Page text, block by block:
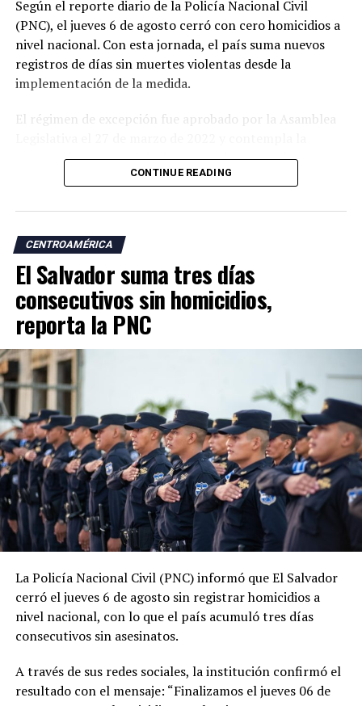
Según el reporte diario de la Policía Nacional Civil
(PNC), el jueves 6 de agosto cerró con cero homicidios a
nivel nacional. Con esta jornada, el país suma nuevos
registros de días sin muertes violentas desde la
implementación de la medida.
El régimen de excepción fue aprobado por la Asamblea
suspensión temporal de determinadas garantías
constitucionales, lo que amplió las facultades de las
señaladas de pertenecer a estructuras criminales.
Las autoridades atribuyen a esta estrategia una
reducción significativa de los homicidios y de otros
delitos como las extorsiones y los robos.
Desde la llegada de Nayib Bukele a la Presidencia, en
junio de 2019, las estadísticas oficiales muestran una
tendencia descendente en los homicidios. Durante su
administración, la PNC contabiliza 1,288 jornadas sin
ADVERTISEMENT
que va del año, las autoridades reportan 185 días sin
homicidios, mientras que 2025 también cerró con
indicadores favorables en materia de seguridad.
que el Gobierno mantendrá las acciones para localizar y
capturar a integrantes de estructuras criminales que
CONTINUE READING
CENTROAMÉRICA
El Salvador suma tres días
consecutivos sin homicidios,
reporta la PNC
La Policía Nacional Civil (PNC) informó que El Salvador
cerró el jueves 6 de agosto sin registrar homicidios a
nivel nacional, con lo que el país acumuló tres días
consecutivos sin asesinatos.
A través de sus redes sociales, la institución confirmó el
resultado con el mensaje: “Finalizamos el jueves 06 de